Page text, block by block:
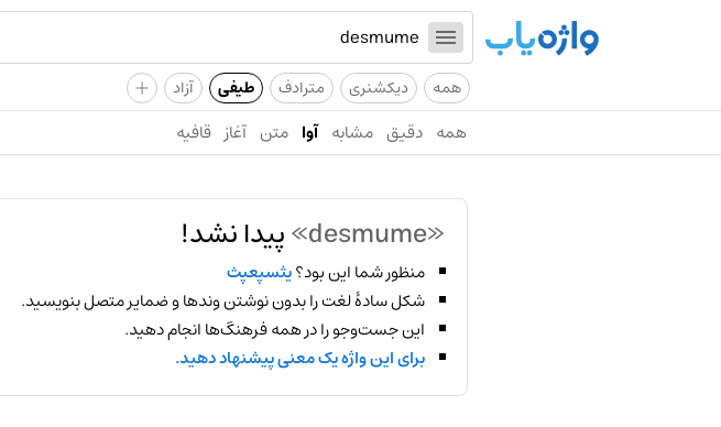
همه دیکشنری مترادف طیفی آزاد +
همه دقیق مشابه آوا متن آغاز قافیه
«desmume» پیدا نشد!
منظور شما این بود؟یثسپعپث
شکل سادهٔ لغت را بدون نوشتن وندها و ضمایر متصل بنویسید.
این جست‌وجو را در همه فرهنگ‌ها انجام دهید.
برای این واژه یک معنی پیشنهاد دهید.